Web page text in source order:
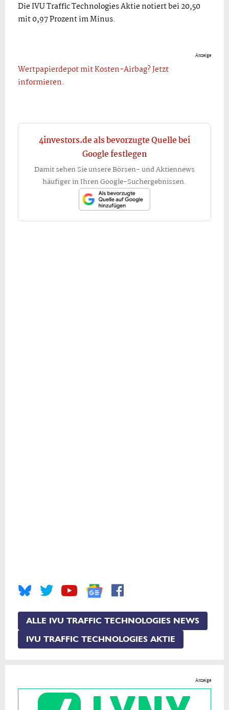
Die IVU Traffic Technologies Aktie notiert bei 20,50
mit 0,97 Prozent im Minus.
Anzeige
Wertpapierdepot mit Kosten-Airbag? Jetzt
informieren.
4investors.de als bevorzugte Quelle bei
Google festlegen
Damit sehen Sie unsere Börsen- und Aktiennews
häufiger in Ihren Google-Suchergebnissen.
ALLE IVU TRAFFIC TECHNOLOGIES NEWS
IVU TRAFFIC TECHNOLOGIES AKTIE
Anzeige